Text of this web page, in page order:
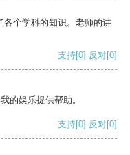
各个学科的知识。老师的讲
支持[0] 反对[0]
的娱乐提供帮助。
支持[0] 反对[0]